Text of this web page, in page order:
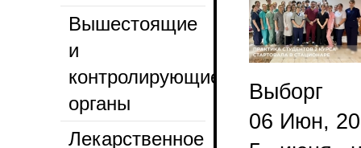
Вышестоящие
и
контролирующие
органы
Лекарственное
Выборг
06 Июн,